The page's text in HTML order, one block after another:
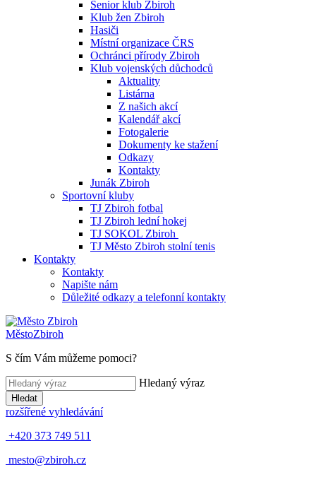
Senior klub Zbiroh
Klub žen Zbiroh
Hasiči
Místní organizace ČRS
Ochránci přírody Zbiroh
Klub vojenských důchodců
Aktuality
Listárna
Z našich akcí
Kalendář akcí
Fotogalerie
Dokumenty ke stažení
Odkazy
Kontakty
Junák Zbiroh
Sportovní kluby
TJ Zbiroh fotbal
TJ Zbiroh lední hokej
TJ SOKOL Zbiroh
TJ Město Zbiroh stolní tenis
Kontakty
Kontakty
Napište nám
Důležité odkazy a telefonní kontakty
MěstoZbiroh
S čím Vám můžeme pomoci?
Hledaný výraz
Hledat
rozšířené vyhledávání
+420 373 749 511
mesto@zbiroh.cz